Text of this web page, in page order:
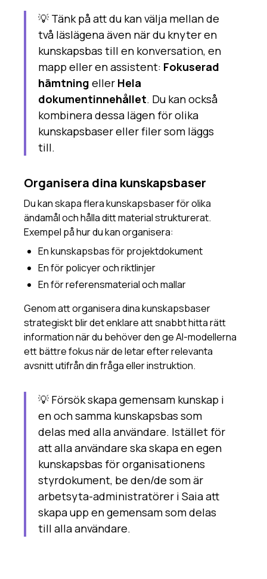
💡 Tänk på att du kan välja mellan de
två läslägena även när du knyter en
kunskapsbas till en konversation, en
mapp eller en assistent: Fokuserad
hämtning eller Hela
dokumentinnehållet. Du kan också
kombinera dessa lägen för olika
kunskapsbaser eller filer som läggs
till.
Organisera dina kunskapsbaser
Du kan skapa flera kunskapsbaser för olika
ändamål och hålla ditt material strukturerat.
Exempel på hur du kan organisera:
En kunskapsbas för projektdokument
En för policyer och riktlinjer
En för referensmaterial och mallar
Genom att organisera dina kunskapsbaser
strategiskt blir det enklare att snabbt hitta rätt
information när du behöver den ge AI-modellerna
ett bättre fokus när de letar efter relevanta
avsnitt utifrån din fråga eller instruktion.
💡 Försök skapa gemensam kunskap i
en och samma kunskapsbas som
delas med alla användare. Istället för
att alla användare ska skapa en egen
kunskapsbas för organisationens
styrdokument, be den/de som är
arbetsyta-administratörer i Saia att
skapa upp en gemensam som delas
till alla användare.